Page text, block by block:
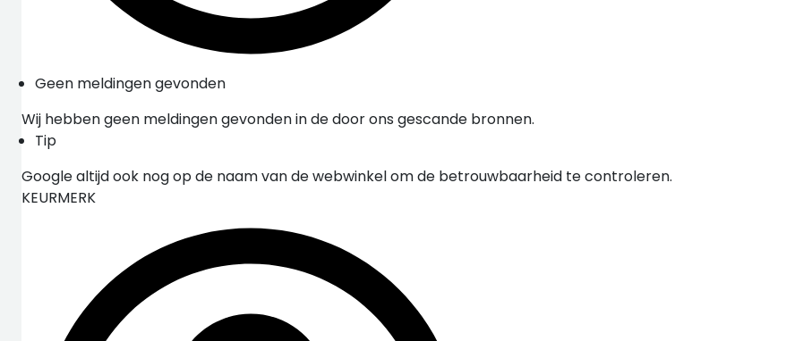
Geen meldingen gevonden
Wij hebben geen meldingen gevonden in de door ons gescande bronnen.
Tip
Google altijd ook nog op de naam van de webwinkel om de betrouwbaarheid te controleren.
KEURMERK